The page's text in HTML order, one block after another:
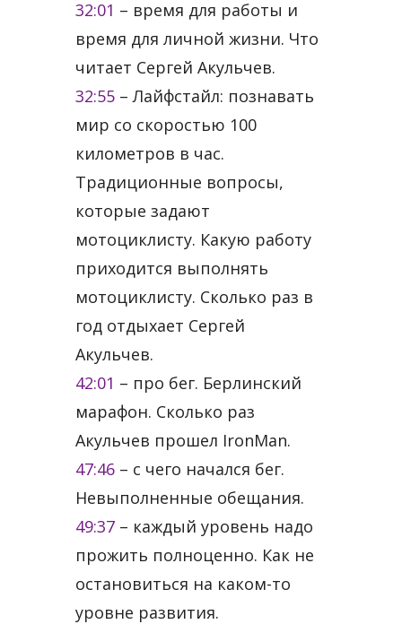
32:01 ​ – время для работы и
время для личной жизни. Что
читает Сергей Акульчев.
32:55 ​ – Лайфстайл: познавать
мир со скоростью 100
километров в час.
Традиционные вопросы,
которые задают
мотоциклисту. Какую работу
приходится выполнять
мотоциклисту. Сколько раз в
год отдыхает Сергей
Акульчев.
42:01 ​ – про бег. Берлинский
марафон. Сколько раз
Акульчев прошел IronMan.
47:46 ​ – с чего начался бег.
Невыполненные обещания.
49:37 ​ – каждый уровень надо
прожить полноценно. Как не
остановиться на каком-то
уровне развития.